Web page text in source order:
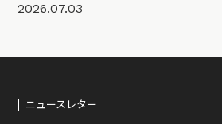
2026.07.03
ニュースレター